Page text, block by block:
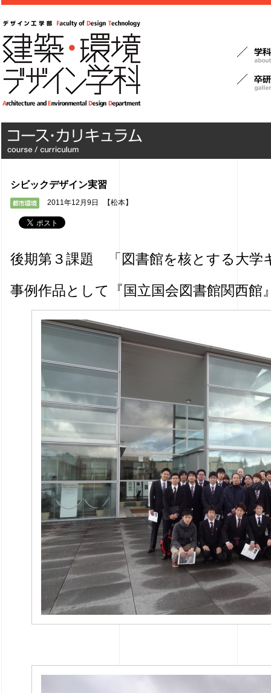
シビックデザイン実習
2011年12月9日 【松本】
後期第３課題 「図書館を核とする大学
事例作品として『国立国会図書館関西館